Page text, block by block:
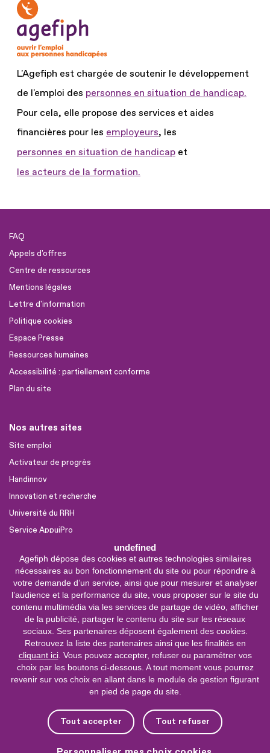
undefined
Agefiph dépose des cookies et autres technologies similaires
nécessaires au bon fonctionnement du site ou pour répondre à
votre demande d’un service, ainsi que pour mesurer et analyser
l’audience et la performance du site, vous proposer sur le site du
contenu multimédia via les services de partage de vidéo, afficher
de la publicité, partager le contenu du site sur les réseaux
sociaux. Ses partenaires déposent également des cookies.
Retrouvez la liste des partenaires ainsi que les finalités en
cliquant ici. Vous pouvez accepter, refuser ou paramétrer vos
choix par les boutons ci-dessous. A tout moment vous pourrez
revenir sur vos choix en allant dans le module de gestion figurant
en pied de page du site.
Tout accepter Tout refuser
L'Agefiph est chargée de soutenir le développement
de l'emploi des personnes en situation de handicap.
Pour cela, elle propose des services et aides
financières pour les employeurs, les
personnes en situation de handicap et
les acteurs de la formation.
FAQ
Appels d'offres
Centre de ressources
Mentions légales
Lettre d'information
Politique cookies
Espace Presse
Ressources humaines
Accessibilité : partiellement conforme
Plan du site
Nos autres sites
Site emploi
Activateur de progrès
Handinnov
Innovation et recherche
Université du RRH
Service AppuiPro
Nous suivre
Youtube
Linkedin
Facebook
0 800 11 10 09
Service &
appel gratuits
Nous contacter
Plateforme de mise en contact LSF